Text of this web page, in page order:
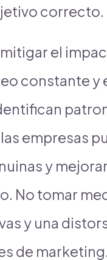
correcto.
el
constante y
empresas
y
No tomar
y una
de marketing.